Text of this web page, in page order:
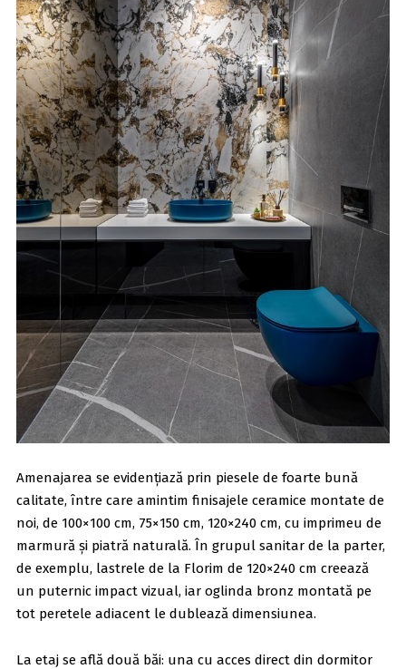
Amenajarea se evidențiază prin piesele de foarte bună
calitate, între care amintim finisajele ceramice montate de
noi, de 100×100 cm, 75×150 cm, 120×240 cm, cu imprimeu de
marmură și piatră naturală. În grupul sanitar de la parter,
de exemplu, lastrele de la Florim de 120×240 cm creează
un puternic impact vizual, iar oglinda bronz montată pe
tot peretele adiacent le dublează dimensiunea.
La etaj se află două băi: una cu acces direct din dormitor